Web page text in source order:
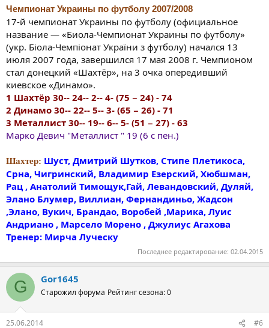
Чемпионат Украины по футболу 2007/2008
17-й чемпионат Украины по футболу (официальное
название — «Биола-Чемпионат Украины по футболу»
(укр. Біола-Чемпіонат України з футболу) начался 13
июля 2007 года, завершился 17 мая 2008 г. Чемпионом
стал донецкий «Шахтёр», на 3 очка опередивший
киевское «Динамо».
1 Шахтёр 30-- 24-- 2-- 4- (75 − 24) - 74
2 Динамо 30-- 22-- 5-- 3- (65 − 26) - 71
3 Металлист 30-- 19-- 6-- 5- (51 − 27) - 63
Марко Девич "Металлист " 19 (6 с пен.)
Шахтер: Шуст, Дмитрий Шутков, Стипе Плетикоса,
Срна, Чигринский, Владимир Езерский, Хюбшман,
Рац , Анатолий Тимощук,Гай, Левандовский, Дуляй,
Элано Блумер, Виллиан, Фернандиньо, Жадсон
,Элано, Вукич, Брандао, Воробей ,Марика, Луис
Андриано , Марсело Морено , Джулиус Агахова
Тренер: Мирча Луческу
Последнее редактирование: 02.04.2015
G Gor1645
Старожил форума Рейтинг сезона: 0
25.06.2014 #6